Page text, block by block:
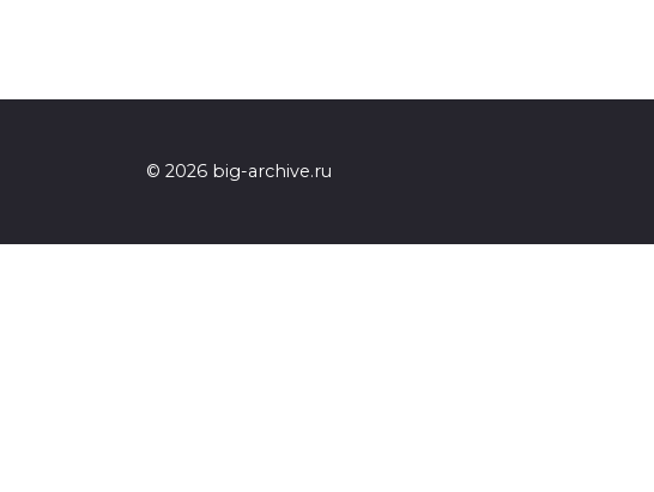
© 2026 big-archive.ru